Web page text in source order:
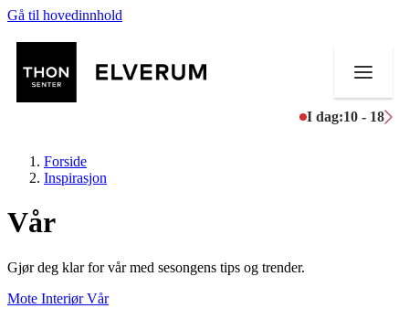
Gå til hovedinnhold
I dag:10 - 18
Mat og drikke
Forside
Inspirasjon
Vår
Gjør deg klar for vår med sesongens tips og trender.
Mote Interiør Vår